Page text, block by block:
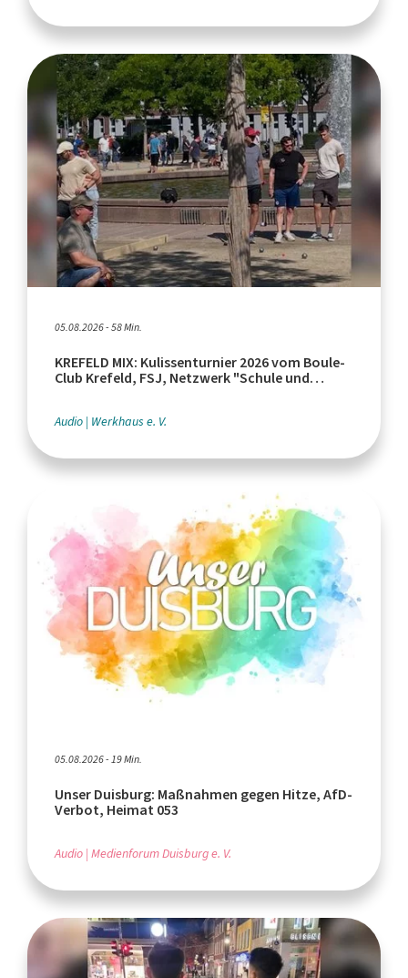
05.08.2026 - 58 Min.
KREFELD MIX: Kulissenturnier 2026 vom Boule-
Club Krefeld, FSJ, Netzwerk "Schule und
Audio Werkhaus e. V.
05.08.2026 - 19 Min.
Unser Duisburg: Maßnahmen gegen Hitze, AfD-
Verbot, Heimat 053
Audio Medienforum Duisburg e. V.